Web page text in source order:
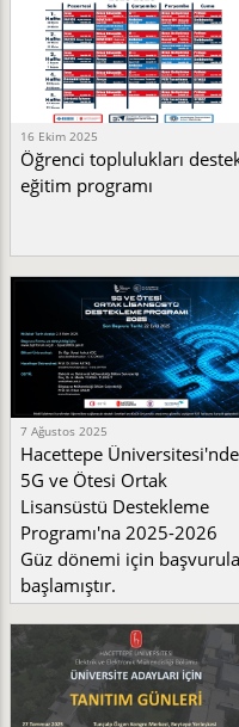
16 Ekim 2025
Öğrenci toplulukları
eğitim programı
7 Ağustos 2025
Hacettepe Üniversitesi'nde
5G ve Ötesi Ortak
Lisansüstü Destekleme
Programı'na 2025-2026
Güz dönemi için
başlamıştır.